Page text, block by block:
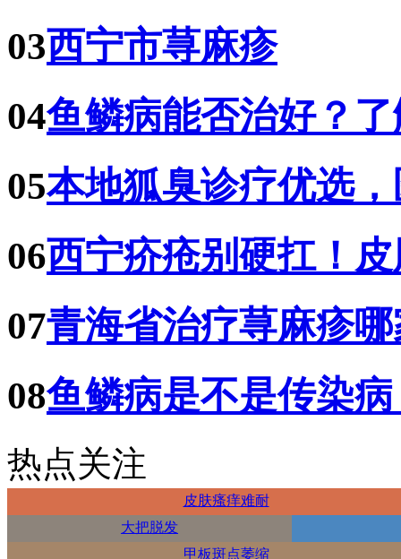
03西宁市荨麻疹
04鱼鳞病能否治好？
05本地狐臭诊疗优选
06西宁疥疮别硬扛！
07青海省治疗荨麻疹
08鱼鳞病是不是传染
热点关注
皮肤瘙痒难耐
大把脱发
甲板斑点萎缩